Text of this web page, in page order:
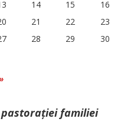
14 15
16
21 22
23
28 29
30
familiei